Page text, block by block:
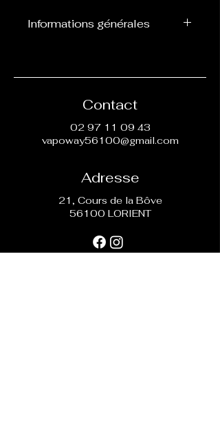
Informations générales
2 boosters afin de les
Contact
02 97 11 09 43
vapoway56100@gmail.com
Adresse
21, Cours de la Bôve
56100 LORIENT